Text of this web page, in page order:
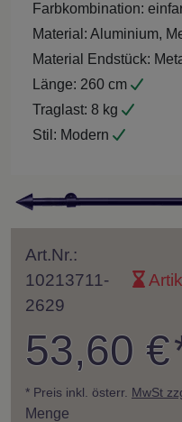
Farbkombination:
Material: Aluminium,
Material Endstück:
Länge: 260 cm
Traglast: 8 kg
Stil: Modern
Art.Nr.:
10213711-
2629
53,60 €
* Preis inkl. österr. MwSt
Menge